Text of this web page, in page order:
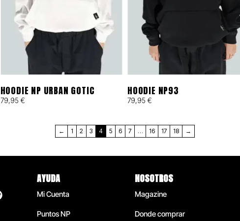
HOODIE NP URBAN GOTIC
79,95 €
HOODIE NP93
79,95 €
← 1 2 3 4 5 6 7 … 16 17 18 →
AYUDA
Mi Cuenta
Puntos NP
NOSOTROS
Magazine
Donde comprar